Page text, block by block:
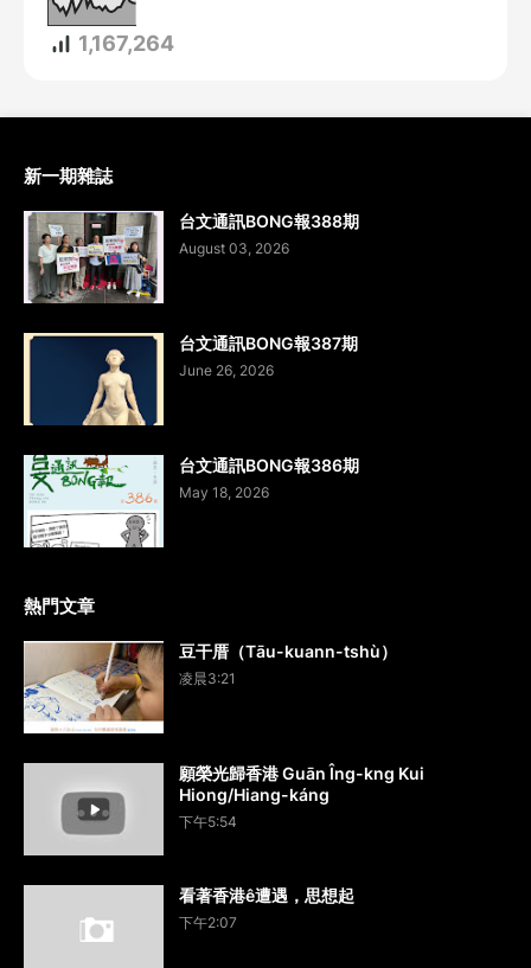
1,167,264
新一期雜誌
台文通訊BONG報388期
August 03, 2026
台文通訊BONG報387期
June 26, 2026
台文通訊BONG報386期
May 18, 2026
熱門文章
豆干厝（Tāu-kuann-tshù）
凌晨3:21
願榮光歸香港 Guān Îng-kng Kui
Hiong/Hiang-káng
下午5:54
看著香港ê遭遇，思想起
下午2:07